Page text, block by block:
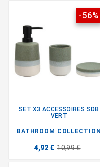
-56%
SET X3 ACCESSOIRES SDB
VERT
BATHROOM COLLECTION
4,92 € 10,99 €